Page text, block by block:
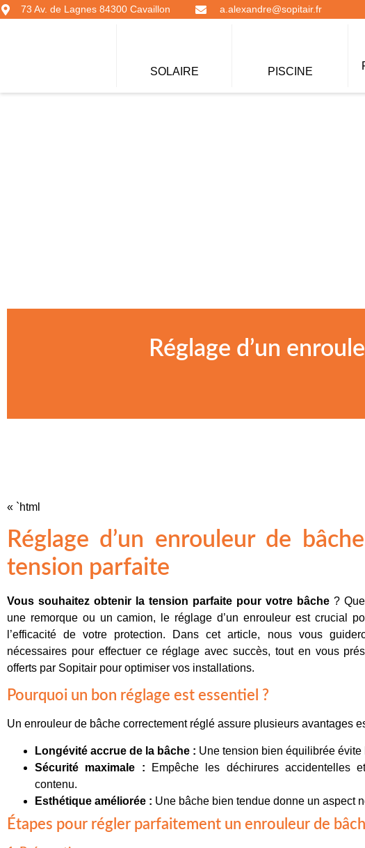
73 Av. de Lagnes 84300 Cavaillon a.alexandre@sopitair.fr
SOLAIRE PISCINE
Réglage d’un
« `html
Réglage d’un enrouleur de
tension parfaite
Vous souhaitez obtenir la tension parfaite pour votre bâche ?
une remorque ou un camion, le réglage d’un enrouleur est crucial
l’efficacité de votre protection. Dans cet article, nous vous
nécessaires pour effectuer ce réglage avec succès, tout en vous
offerts par Sopitair pour optimiser vos installations.
Pourquoi un bon réglage est essentiel ?
Un enrouleur de bâche correctement réglé assure plusieurs avantages
Longévité accrue de la bâche : Une tension bien équilibrée évite
Sécurité maximale : Empêche les déchirures accidentelles
contenu.
Esthétique améliorée : Une bâche bien tendue donne un aspect
Étapes pour régler parfaitement un enrouleur de